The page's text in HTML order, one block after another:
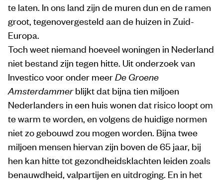
te laten. In ons land zijn de muren dun en de ramen
groot, tegenovergesteld aan de huizen in Zuid-
Europa.
Toch weet niemand hoeveel woningen in Nederland
niet bestand zijn tegen hitte. Uit onderzoek van
Investico voor onder meerDe Groene
Amsterdammerblijkt dat bijna tien miljoen
Nederlanders in een huis wonen dat risico loopt om
te warm te worden, en volgens de huidige normen
niet zo gebouwd zou mogen worden. Bijna twee
miljoen mensen hiervan zijn boven de 65 jaar, bij
hen kan hitte tot gezondheidsklachten leiden zoals
benauwdheid, valpartijen en uitdroging. En in het